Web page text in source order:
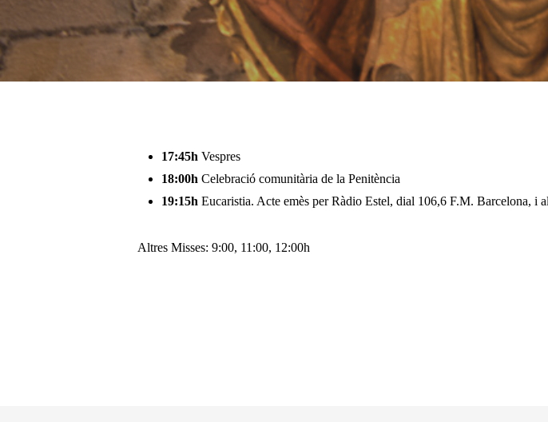
Pulsa enter per cercar o ESC per tancar
17:45h Vespres
18:00h Celebració comunitària de la Penitència
19:15h Eucaristia. Acte emès per Ràdio Estel, dial 106,6 F.M. Barcelona, i
Altres Misses: 9:00, 11:00, 12:00h